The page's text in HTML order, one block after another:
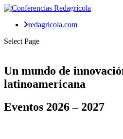
redagricola.com
Select Page
Un mundo de
latinoamericana
Eventos 2026 – 2027